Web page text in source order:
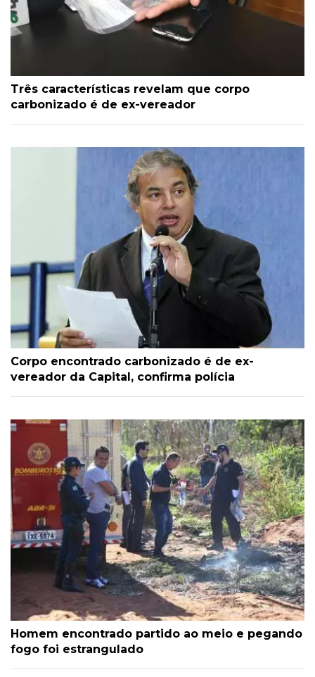
Três características revelam que corpo
carbonizado é de ex-vereador
Corpo encontrado carbonizado é de ex-
vereador da Capital, confirma polícia
Homem encontrado partido ao meio e pegando
fogo foi estrangulado